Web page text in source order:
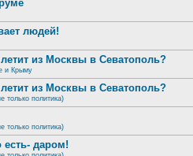
людей!
из Москвы в Севатополь?
и Крыму
из Москвы в Севатополь?
только политика)
только политика)
есть- даром!